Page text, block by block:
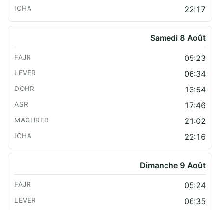
22:17
Samedi 8 Août
05:23
06:34
13:54
17:46
21:02
22:16
Dimanche 9 Août
05:24
06:35